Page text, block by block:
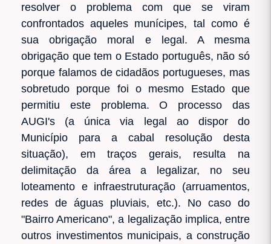
resolver o problema com que se viram
confrontados aqueles munícipes, tal como é
sua obrigação moral e legal. A mesma
obrigação que tem o Estado português, não só
porque falamos de cidadãos portugueses, mas
sobretudo porque foi o mesmo Estado que
permitiu este problema. O processo das
AUGI's (a única via legal ao dispor do
Município para a cabal resolução desta
situação), em traços gerais, resulta na
delimitação da área a legalizar, no seu
loteamento e infraestruturação (arruamentos,
redes de águas pluviais, etc.). No caso do
"Bairro Americano", a legalização implica, entre
outros investimentos municipais, a construção